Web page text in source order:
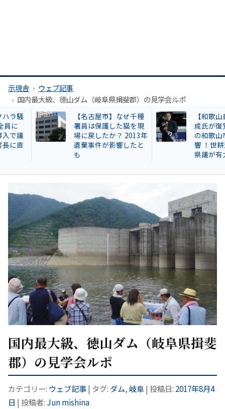
示現舎
ウェブ記事
国内最大級、徳山ダム（岐阜県揖斐郡）の見学会ルポ
【名古屋市】なぜ千種
署員は保護した猫を現
場に戻したか？ 2013年
遺棄事件が影響したと
【和歌山自民】世
成氏が復党で 保守
の和歌山市長選に
響 ！世耕派・尾崎
県議が有力候補へ
国内最大級、徳山ダム（岐阜県揖斐
郡）の見学会ルポ
カテゴリー: ウェブ記事| タグ: ダム, 岐阜| 投稿日: 2017年8月4
日 | 投稿者: Jun mishina